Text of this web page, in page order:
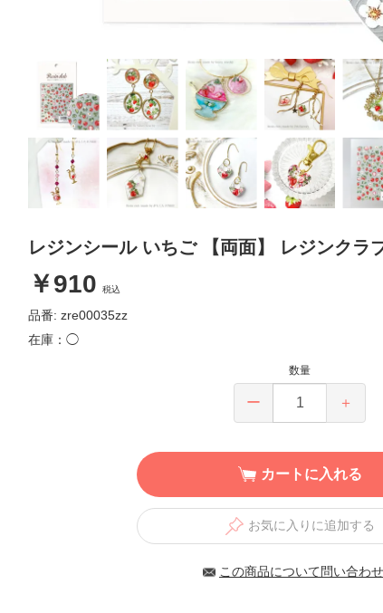
レジンシール いちご 【両面】 レジンクラ
￥910 税込
品番: zre00035zz
在庫：◯
数量
ー ＋
カートに入れる
お気に入りに追加する
この商品について問い合わ